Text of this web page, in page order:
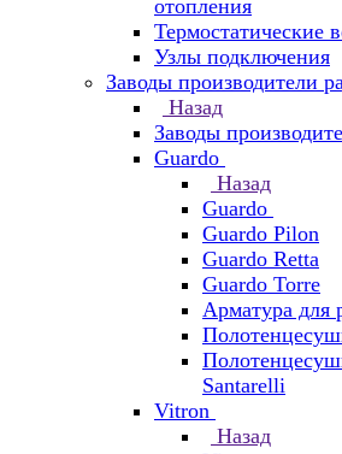
отопления
Термостатические
Узлы подключения
Заводы производители
Назад
Заводы
Guardo
Назад
Guardo
Guardo Pilon
Guardo Retta
Guardo Torre
Арматура для
Santarelli
Vitron
Назад